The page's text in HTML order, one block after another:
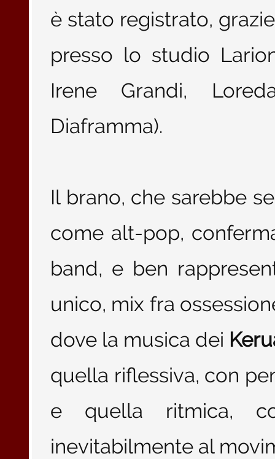
è stato registrato,
presso lo studio
Irene Grandi,
Diaframma).
Il brano, che sarebbe
come alt-pop,
band, e ben
unico, mix fra
dove la musica dei
quella riflessiva, con
e quella ritmica,
inevitabilmente al